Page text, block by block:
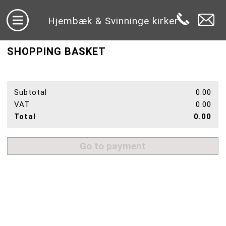
Hjembæk & Svinninge kirker
SHOPPING BASKET
Subtotal
0.00
VAT
0.00
Total
0.00